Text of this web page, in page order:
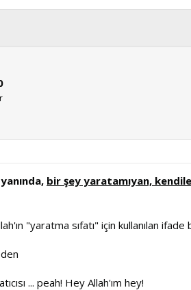
bir şey yaratamıyan,
"yaratma sıfatı" için kullanılan ifade
... peah! Hey Allah'ım hey!